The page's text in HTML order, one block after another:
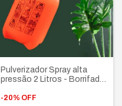
Pulverizador Spray alta
pressão 2 Litros - Borrifador
e trava de gatilho
-20% OFF